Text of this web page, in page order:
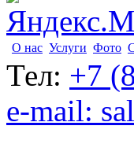
О нас Услуги Фото
Тел: +7
e-mail: